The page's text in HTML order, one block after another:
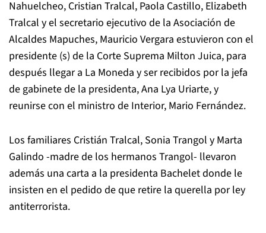
Nahuelcheo, Cristian Tralcal, Paola Castillo, Elizabeth
Tralcal y el secretario ejecutivo de la Asociación de
Alcaldes Mapuches, Mauricio Vergara estuvieron con el
presidente (s) de la Corte Suprema Milton Juica, para
después llegar a La Moneda y ser recibidos por la jefa
de gabinete de la presidenta, Ana Lya Uriarte, y
reunirse con el ministro de Interior, Mario Fernández.
Los familiares Cristián Tralcal, Sonia Trangol y Marta
Galindo -madre de los hermanos Trangol- llevaron
además una carta a la presidenta Bachelet donde le
insisten en el pedido de que retire la querella por ley
antiterrorista.